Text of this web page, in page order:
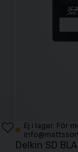
Ej i lager. För
Delkin SD